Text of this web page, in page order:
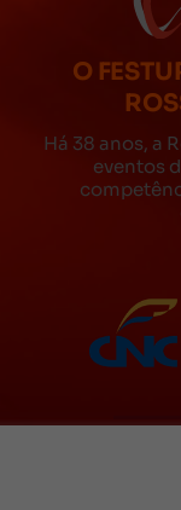
O
Há 38 anos, a
eventos